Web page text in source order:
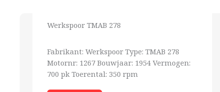
Werkspoor TMAB 278
Fabrikant: Werkspoor Type: TMAB 278
Motornr: 1267 Bouwjaar: 1954 Vermogen:
700 pk Toerental: 350 rpm